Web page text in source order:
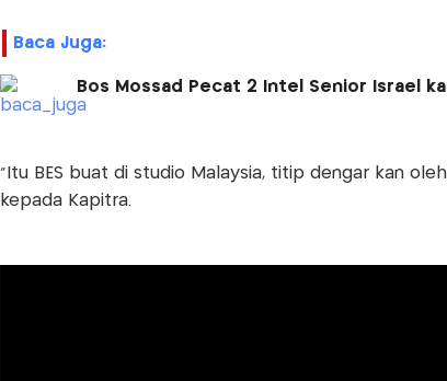
Baca Juga:
Bos Mossad Pecat 2 Intel Senior Israel
“Itu BES buat di studio Malaysia, titip dengar kan
kepada Kapitra.